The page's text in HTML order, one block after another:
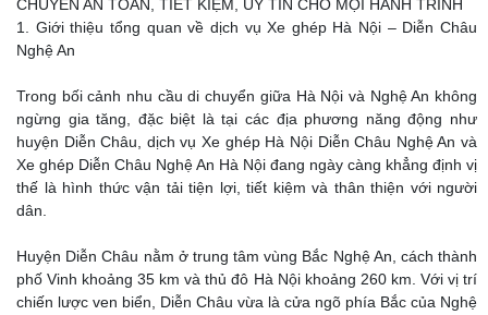
CHUYỂN AN TOÀN, TIẾT KIỆM, UY TÍN CHO MỌI HÀNH TRÌNH
1. Giới thiệu tổng quan về dịch vụ Xe ghép Hà Nội – Diễn Châu
Nghệ An
Trong bối cảnh nhu cầu di chuyển giữa Hà Nội và Nghệ An không
ngừng gia tăng, đặc biệt là tại các địa phương năng động như
huyện Diễn Châu, dịch vụ Xe ghép Hà Nội Diễn Châu Nghệ An và
Xe ghép Diễn Châu Nghệ An Hà Nội đang ngày càng khẳng định vị
thế là hình thức vận tải tiện lợi, tiết kiệm và thân thiện với người
dân.
Huyện Diễn Châu nằm ở trung tâm vùng Bắc Nghệ An, cách thành
phố Vinh khoảng 35 km và thủ đô Hà Nội khoảng 260 km. Với vị trí
chiến lược ven biển, Diễn Châu vừa là cửa ngõ phía Bắc của Nghệ